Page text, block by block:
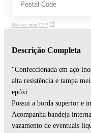
Não sei meu CEP
Descrição Completa
"Confeccionada em aço
alta resistência e tampa
epóxi.
Possui a borda superior e
Acompanha bandeja
vazamento de eventuais